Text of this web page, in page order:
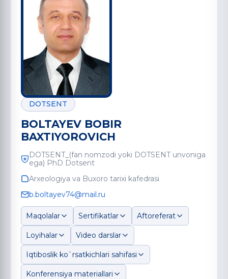
DOTSENT
BOLTAYEV BOBIR
BAXTIYOROVICH
DOTSENT_(fan nomzodi yoki DOTSENT unvoniga
ega) PhD Dotsent
Arxeologiya va Buxoro tarixi kafedrasi
b.boltayev74@mail.ru
Maqolalar Sertifikatlar Aftoreferat
Loyihalar Video darslar
Iqtiboslik ko`rsatkichlari sahifasi
Konferensiya materiallari